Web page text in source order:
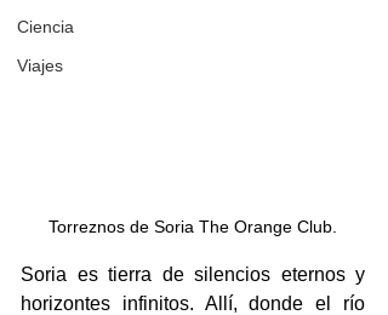
Ciencia
Viajes
Torreznos de Soria The Orange Club.
Soria es tierra de silencios eternos y
horizontes infinitos. Allí, donde el río